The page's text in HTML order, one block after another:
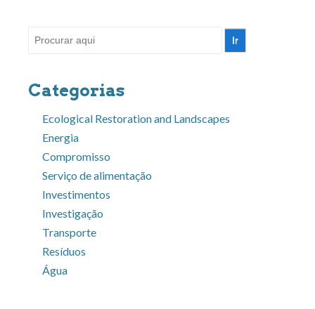
Pesquisar
Categorias
Ecological Restoration and Landscapes
Energia
Compromisso
Serviço de alimentação
Investimentos
Investigação
Transporte
Resíduos
Água